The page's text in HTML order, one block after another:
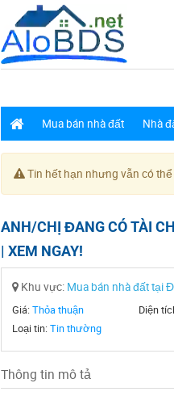
Mua bán nhà đất Nhà
Tin hết hạn nhưng vẫn có
ANH/CHỊ ĐANG CÓ TÀI
| XEM NGAY!
Khu vực: Mua bán nhà đất tại
Giá:Thỏa thuận Diện
Loại tin:Tin thường
Thông tin mô tả